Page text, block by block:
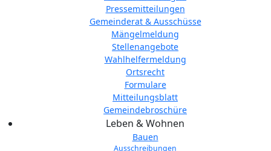
Pressemitteilungen
Gemeinderat & Ausschüsse
Mängelmeldung
Stellenangebote
Wahlhelfermeldung
Ortsrecht
Formulare
Mitteilungsblatt
Gemeindebroschüre
Leben & Wohnen
Bauen
Ausschreibungen